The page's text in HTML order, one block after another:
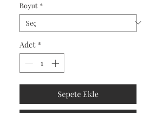
Boyut *
Adet *
Sepete Ekle